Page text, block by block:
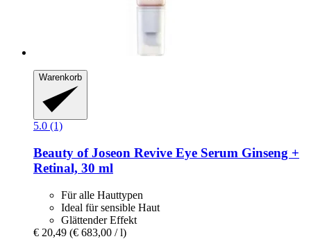
Warenkorb
5.0 (1)
Beauty of Joseon Revive Eye Serum Ginseng +
Retinal, 30 ml
Für alle Hauttypen
Ideal für sensible Haut
Glättender Effekt
€ 20,49 (€ 683,00 / l)